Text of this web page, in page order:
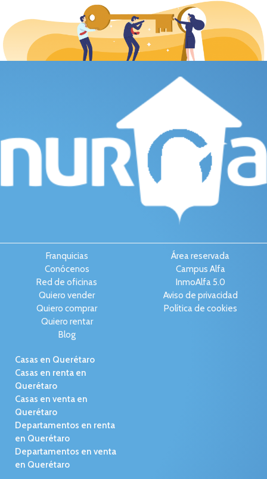
Franquicias
Conócenos
Red de oficinas
Quiero vender
Quiero comprar
Quiero rentar
Blog
Área reservada
Campus Alfa
InmoAlfa 5.0
Aviso de privacidad
Política de cookies
Casas en Querétaro
Casas en renta en
Querétaro
Casas en venta en
Querétaro
Departamentos en renta
en Querétaro
Departamentos en venta
en Querétaro